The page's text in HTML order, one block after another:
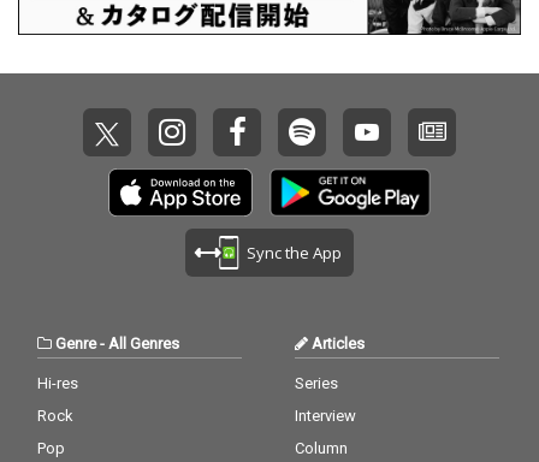
Sync the App
Genre-All Genres
Hi-res
Rock
Pop
Articles
Series
Interview
Column